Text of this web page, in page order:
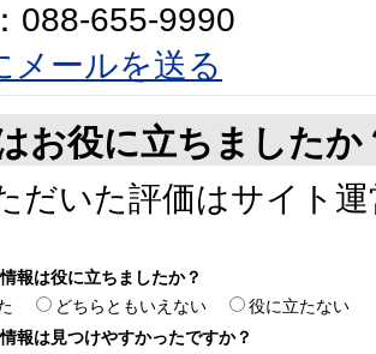
088-655-9990
メールを送る
お役に立ちましたか
だいた評価はサイト
報は役に立ちましたか？
どちらともいえない
役に立たない
報は見つけやすかったですか？